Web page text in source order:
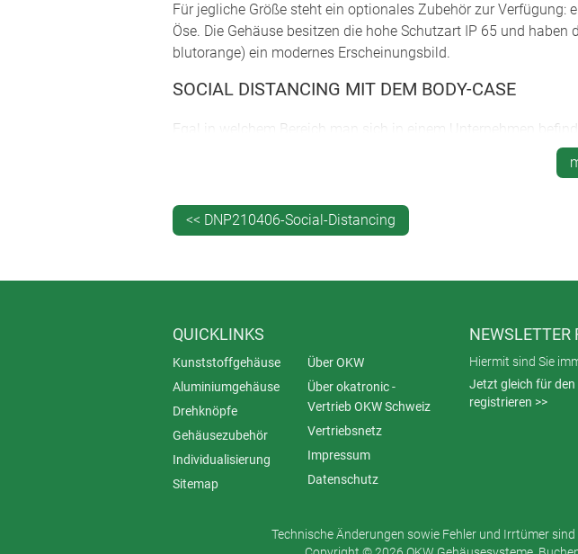
Für jegliche Größe steht ein optionales Zubehör zur Verfügung:
Öse. Die Gehäuse besitzen die hohe Schutzart IP 65 und
blutorange) ein modernes Erscheinungsbild.
SOCIAL DISTANCING MIT DEM BODY-CASE
Egal in welchem Bereich man sich in einem Unternehmen
Kaffeeautomat: Mitarbeiter treffen ständig aufeinander. Nicht
In Zeiten von COVID-19 ist das allerdings unabdingbar, das
Oftmals hört man davon, dass sich Infektionsketten nicht
<< DNP210406-Social-Distancing
QUICKLINKS
Kunststoffgehäuse
Aluminiumgehäuse
Drehknöpfe
Gehäusezubehör
Individualisierung
Sitemap
Über OKW
Über okatronic -
Vertrieb OKW Schweiz
Vertriebsnetz
Impressum
Datenschutz
NEWSLETTER
Hiermit sind Sie
Jetzt gleich für
registrieren >>
Technische Änderungen sowie Fehler und Irrtümer